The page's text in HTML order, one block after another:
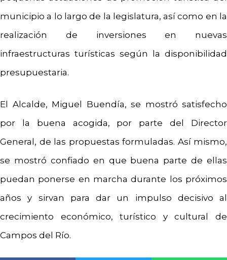
municipio a lo largo de la legislatura, así como en la
realización de inversiones en nuevas
infraestructuras turísticas según la disponibilidad
presupuestaria.
El Alcalde, Miguel Buendía, se mostró satisfecho
por la buena acogida, por parte del Director
General, de las propuestas formuladas. Así mismo,
se mostró confiado en que buena parte de ellas
puedan ponerse en marcha durante los próximos
años y sirvan para dar un impulso decisivo al
crecimiento económico, turístico y cultural de
Campos del Río.